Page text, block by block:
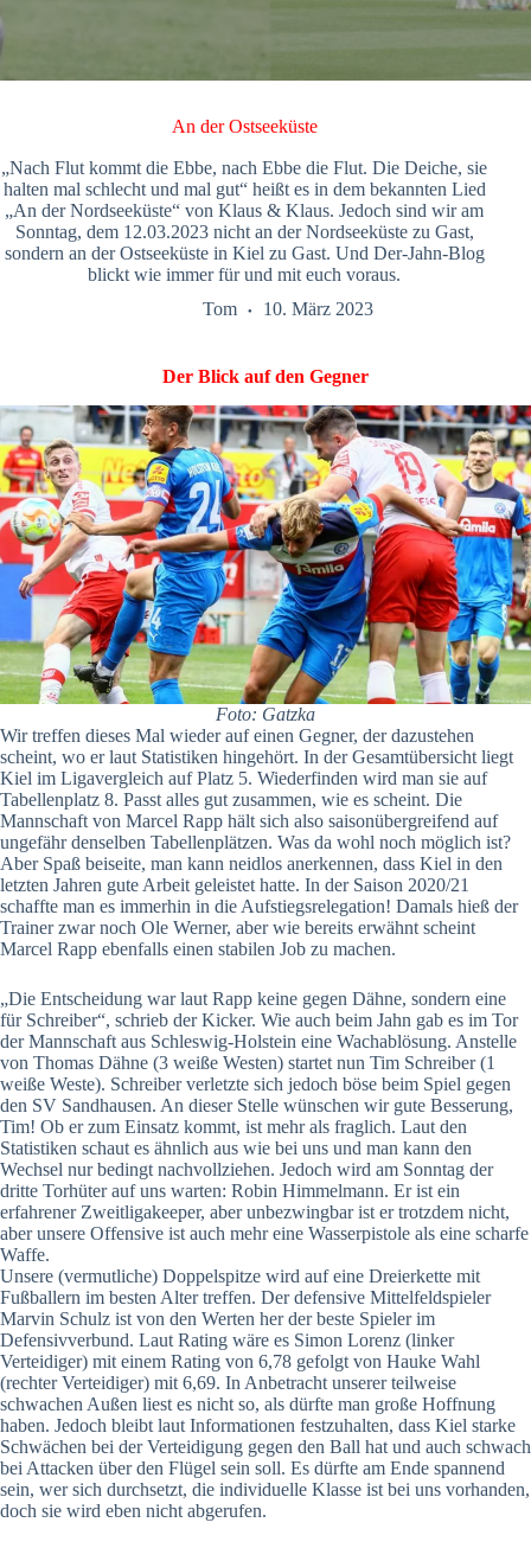
An der Ostseeküste
„Nach Flut kommt die Ebbe, nach Ebbe die Flut. Die Deiche, sie
halten mal schlecht und mal gut“ heißt es in dem bekannten Lied
„An der Nordseeküste“ von Klaus & Klaus. Jedoch sind wir am
Sonntag, dem 12.03.2023 nicht an der Nordseeküste zu Gast,
sondern an der Ostseeküste in Kiel zu Gast. Und Der-Jahn-Blog
blickt wie immer für und mit euch voraus.
Tom
10. März 2023
Der Blick auf den Gegner
Foto: Gatzka
Wir treffen dieses Mal wieder auf einen Gegner, der dazustehen
scheint, wo er laut Statistiken hingehört. In der Gesamtübersicht liegt
Kiel im Ligavergleich auf Platz 5. Wiederfinden wird man sie auf
Tabellenplatz 8. Passt alles gut zusammen, wie es scheint. Die
Mannschaft von Marcel Rapp hält sich also saisonübergreifend auf
ungefähr denselben Tabellenplätzen. Was da wohl noch möglich ist?
Aber Spaß beiseite, man kann neidlos anerkennen, dass Kiel in den
letzten Jahren gute Arbeit geleistet hatte. In der Saison 2020/21
schaffte man es immerhin in die Aufstiegsrelegation! Damals hieß der
Trainer zwar noch Ole Werner, aber wie bereits erwähnt scheint
Marcel Rapp ebenfalls einen stabilen Job zu machen.
„Die Entscheidung war laut Rapp keine gegen Dähne, sondern eine
für Schreiber“, schrieb der Kicker. Wie auch beim Jahn gab es im Tor
der Mannschaft aus Schleswig-Holstein eine Wachablösung. Anstelle
von Thomas Dähne (3 weiße Westen) startet nun Tim Schreiber (1
weiße Weste). Schreiber verletzte sich jedoch böse beim Spiel gegen
den SV Sandhausen. An dieser Stelle wünschen wir gute Besserung,
Tim! Ob er zum Einsatz kommt, ist mehr als fraglich. Laut den
Statistiken schaut es ähnlich aus wie bei uns und man kann den
Wechsel nur bedingt nachvollziehen. Jedoch wird am Sonntag der
dritte Torhüter auf uns warten: Robin Himmelmann. Er ist ein
erfahrener Zweitligakeeper, aber unbezwingbar ist er trotzdem nicht,
aber unsere Offensive ist auch mehr eine Wasserpistole als eine scharfe
Waffe.
Unsere (vermutliche) Doppelspitze wird auf eine Dreierkette mit
Fußballern im besten Alter treffen. Der defensive Mittelfeldspieler
Marvin Schulz ist von den Werten her der beste Spieler im
Defensivverbund. Laut Rating wäre es Simon Lorenz (linker
Verteidiger) mit einem Rating von 6,78 gefolgt von Hauke Wahl
(rechter Verteidiger) mit 6,69. In Anbetracht unserer teilweise
schwachen Außen liest es nicht so, als dürfte man große Hoffnung
haben. Jedoch bleibt laut Informationen festzuhalten, dass Kiel starke
Schwächen bei der Verteidigung gegen den Ball hat und auch schwach
bei Attacken über den Flügel sein soll. Es dürfte am Ende spannend
sein, wer sich durchsetzt, die individuelle Klasse ist bei uns vorhanden,
doch sie wird eben nicht abgerufen.